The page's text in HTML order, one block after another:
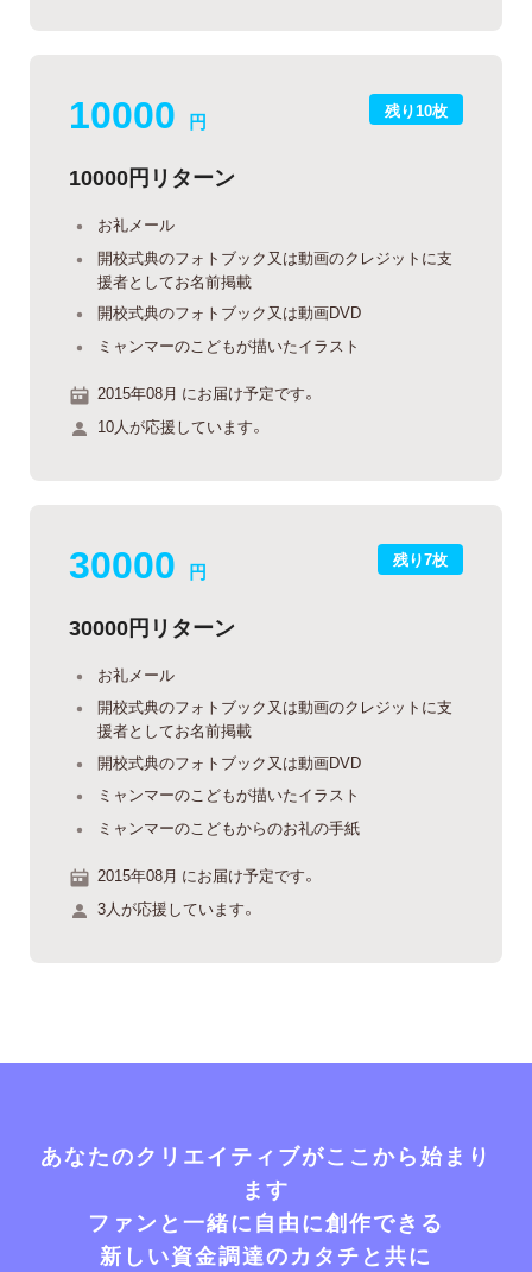
残り10枚
10000 円
10000円リターン
お礼メール
開校式典のフォトブック又は動画のクレジットに支
援者としてお名前掲載
開校式典のフォトブック又は動画DVD
ミャンマーのこどもが描いたイラスト
2015年08月 にお届け予定です。
10人が応援しています。
残り7枚
30000 円
30000円リターン
お礼メール
開校式典のフォトブック又は動画のクレジットに支
援者としてお名前掲載
開校式典のフォトブック又は動画DVD
ミャンマーのこどもが描いたイラスト
ミャンマーのこどもからのお礼の手紙
2015年08月 にお届け予定です。
3人が応援しています。
あなたのクリエイティブがここから始まり
ます
ファンと一緒に自由に創作できる
新しい資金調達のカタチと共に